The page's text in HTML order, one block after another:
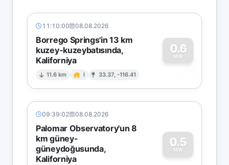
11:10:00 08.08.2026
Borrego Springs'in 13 km
kuzey-kuzeybatısında,
Kaliforniya
11.6 km I 33.37, -116.41
0.6
MW
0
09:39:02 08.08.2026
Palomar Observatory'un 8
km güney-
güneydoğusunda,
Kaliforniya
0.5
MW